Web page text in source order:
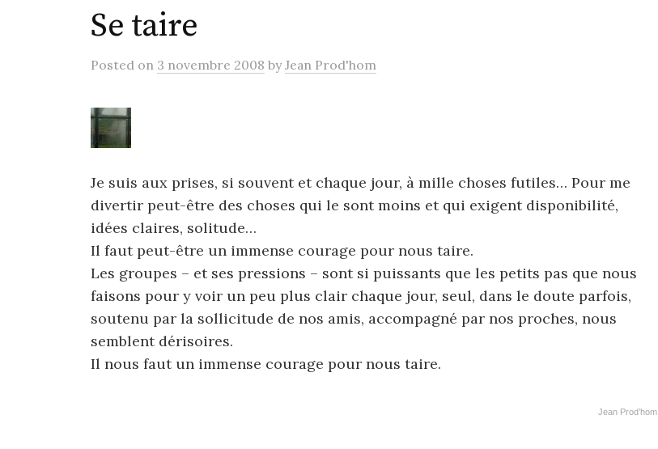
Se taire
Posted on 3 novembre 2008 byJean Prod'hom
Je suis aux prises, si souvent et chaque jour, à mille choses futiles… Pour me
divertir peut-être des choses qui le sont moins et qui exigent disponibilité,
idées claires, solitude…
Il faut peut-être un immense courage pour nous taire.
Les groupes – et ses pressions – sont si puissants que les petits pas que nous
faisons pour y voir un peu plus clair chaque jour, seul, dans le doute parfois,
soutenu par la sollicitude de nos amis, accompagné par nos proches, nous
semblent dérisoires.
Il nous faut un immense courage pour nous taire.
Jean Prod’hom